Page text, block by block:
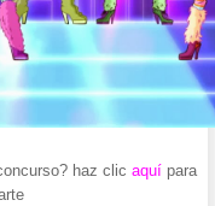
haz clic aquípara